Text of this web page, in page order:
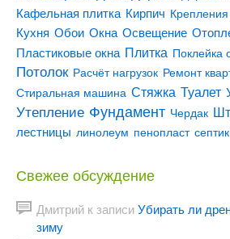
Кафельная плитка Кирпич Крепления
Кухня Обои Окна Освещение
Пластиковые окна Плитка Поклейка
Потолок Расчёт нагрузок Ремонт
Стиральная машина Стяжка Туалет
Утепление Фундамент Чердак
лестницы линолеум пенопласт септик
Свежее обсуждение
Дмитрий к записи Убирать ли
зиму